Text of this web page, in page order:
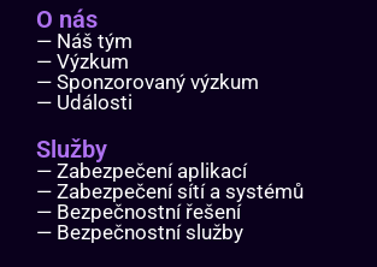
O nás
— Náš tým
— Výzkum
— Sponzorovaný výzkum
— Události
Služby
— Zabezpečení aplikací
— Zabezpečení sítí a systémů
— Bezpečnostní řešení
— Bezpečnostní služby